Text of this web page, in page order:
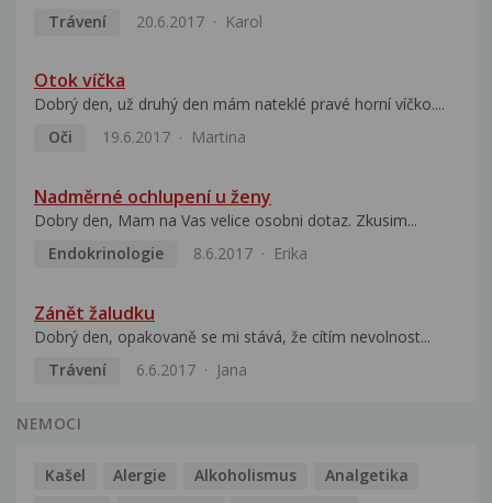
Trávení
20.6.2017 Karol
Otok víčka
Dobrý den, už druhý den mám nateklé pravé horní víčko....
Oči
19.6.2017 Martina
Nadměrné ochlupení u ženy
Dobry den, Mam na Vas velice osobni dotaz. Zkusim...
Endokrinologie
8.6.2017 Erika
Zánět žaludku
Dobrý den, opakovaně se mi stává, že cítím nevolnost...
Trávení
6.6.2017 Jana
NEMOCI
Kašel Alergie Alkoholismus
Analgetika